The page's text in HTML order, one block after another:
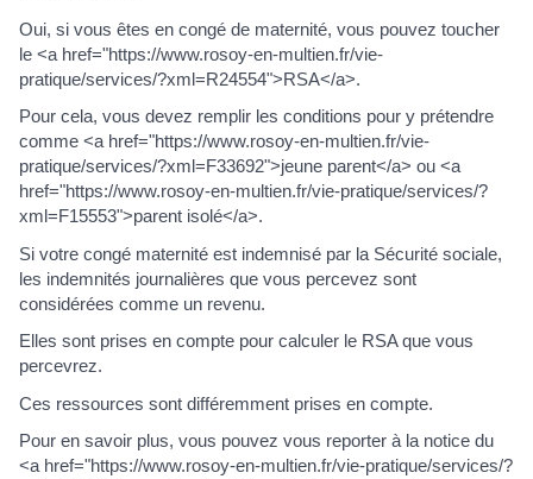
Oui, si vous êtes en congé de maternité, vous pouvez toucher
le <a href="https://www.rosoy-en-multien.fr/vie-
pratique/services/?xml=R24554">RSA</a>.
Pour cela, vous devez remplir les conditions pour y prétendre
comme <a href="https://www.rosoy-en-multien.fr/vie-
pratique/services/?xml=F33692">jeune parent</a> ou <a
href="https://www.rosoy-en-multien.fr/vie-pratique/services/?
xml=F15553">parent isolé</a>.
Si votre congé maternité est indemnisé par la Sécurité sociale,
les indemnités journalières que vous percevez sont
considérées comme un revenu.
Elles sont prises en compte pour calculer le RSA que vous
percevrez.
Ces ressources sont différemment prises en compte.
Pour en savoir plus, vous pouvez vous reporter à la notice du
<a href="https://www.rosoy-en-multien.fr/vie-pratique/services/?